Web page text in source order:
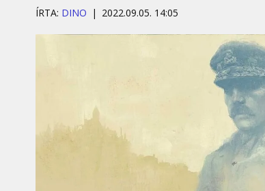
ÍRTA: DINO 2022.09.05. 14:05